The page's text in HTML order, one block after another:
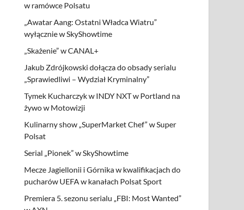
w ramówce Polsatu
„Awatar Aang: Ostatni Władca Wiatru”
wyłącznie w SkyShowtime
„Skażenie” w CANAL+
Jakub Zdrójkowski dołącza do obsady serialu
„Sprawiedliwi – Wydział Kryminalny”
Tymek Kucharczyk w INDY NXT w Portland na
żywo w Motowizji
Kulinarny show „SuperMarket Chef” w Super
Polsat
Serial „Pionek” w SkyShowtime
Mecze Jagiellonii i Górnika w kwalifikacjach do
pucharów UEFA w kanałach Polsat Sport
Premiera 5. sezonu serialu „FBI: Most Wanted”